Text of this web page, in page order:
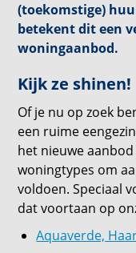
(toekomstige)
betekent dit een
woningaanbod.
Kijk ze shinen!
Of je nu op zoek
een ruime
het nieuwe
woningtypes om
voldoen. Speciaal
dat voortaan op
Aquaverde,